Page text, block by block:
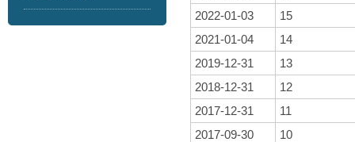
2022-01-03
15
2021-01-04
14
2019-12-31
13
2018-12-31
12
2017-12-31
11
2017-09-30
10